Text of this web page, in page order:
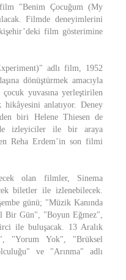
film "Benim Çocuğum (My
Filmde deneyimlerini
film gösterimine
adlı film, 1952
dönüştürmek amacıyla
yuvasına yerleştirilen
hikâyesini anlatıyor. Deney
biri Helene Thiesen de
izleyiciler ile bir araya
Reha Erdem’in son filmi
olan filmler, Sinema
biletler ile izlenebilecek.
günü; "Müzik Kanında
Bir Gün", "Boyun Eğmez",
ile buluşacak. 13 Aralık
"Yorum Yok", "Brüksel
ve "Arınma" adlı